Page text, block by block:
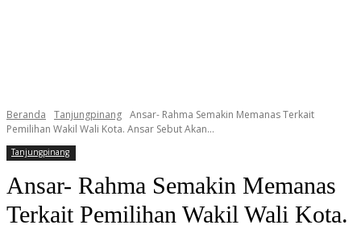
Beranda Tanjungpinang Ansar- Rahma Semakin Memanas Terkait
Pemilihan Wakil Wali Kota. Ansar Sebut Akan...
Tanjungpinang
Ansar- Rahma Semakin Memanas
Terkait Pemilihan Wakil Wali Kota.